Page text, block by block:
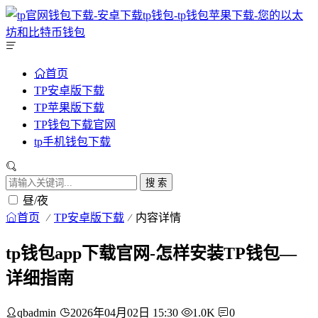
首页
TP安卓版下载
TP苹果版下载
TP钱包下载官网
tp手机钱包下载
搜 索
昼/夜
首页 TP安卓版下载 内容详情
tp钱包app下载官网-怎样安装TP钱包—
详细指南
qbadmin 2026年04月02日 15:30 1.0K 0